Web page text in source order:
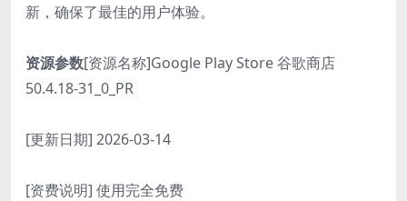
新，确保了最佳的用户体验。
资源参数[资源名称]Google Play Store 谷歌商店
50.4.18-31_0_PR
[更新日期] 2026-03-14
[资费说明] 使用完全免费